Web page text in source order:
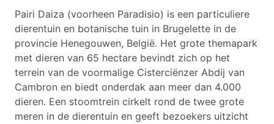
Pairi Daiza (voorheen Paradisio) is een particuliere
dierentuin en botanische tuin in Brugelette in de
provincie Henegouwen, België. Het grote themapark
met dieren van 65 hectare bevindt zich op het
terrein van de voormalige Cisterciënzer Abdij van
Cambron en biedt onderdak aan meer dan 4.000
dieren. Een stoomtrein cirkelt rond de twee grote
meren in de dierentuin en geeft bezoekers uitzicht